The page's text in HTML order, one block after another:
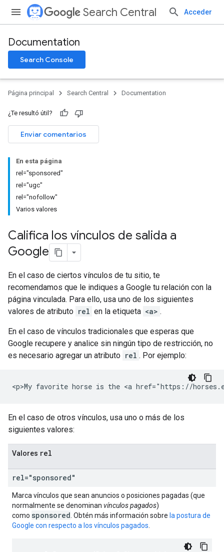
Search Central Acceder
Documentation
Search Console
Página principal Search Central Documentation
¿Te resultó útil?
Enviar comentarios
En esta página
rel="sponsored"
rel="ugc"
rel="nofollow"
Varios valores
Califica los vínculos de salida a
Google
En el caso de ciertos vínculos de tu sitio, te
recomendamos que le indiques a Google tu relación con la
página vinculada. Para ello, usa uno de los siguientes
valores de atributo rel en la etiqueta <a> .
En el caso de vínculos tradicionales que esperas que
Google recupere y analice sin ningún tipo de restricción, no
es necesario agregar un atributo rel . Por ejemplo:
<p>My favorite horse is the <a href="https://
En el caso de otros vínculos, usa uno o más de los
siguientes valores:
Valores rel
rel="sponsored"
Marca vínculos que sean anuncios o posiciones pagadas (que
normalmente se denominan vínculos pagados)
como sponsored . Obtén más información sobre la postura de
Google con respecto a los vínculos pagados